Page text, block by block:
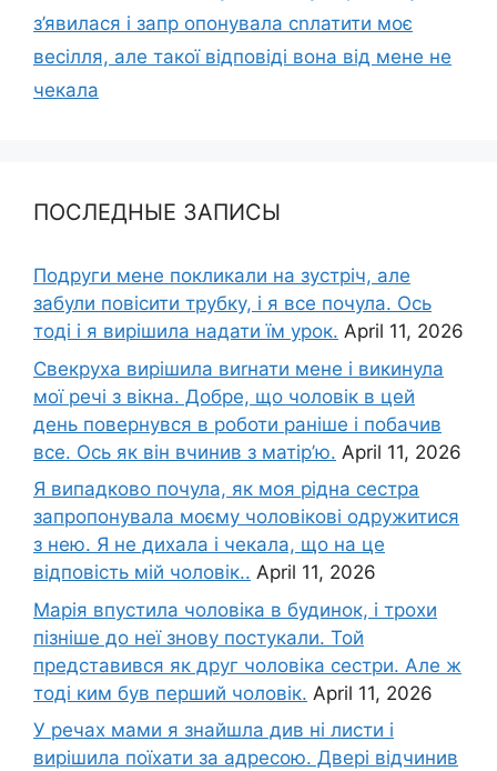
з’явилася і запр опонувала сnлатити моє
весілля, але такої відповіді вона від мене не
чекала
ПОСЛЕДНЫЕ ЗАПИСЫ
Подруги мене покликали на зустріч, але
забули повісити трубку, і я все почула. Ось
тоді і я вирішила надати їм урок. April 11, 2026
Свекруха вирішила виrнати мене і викинула
мої речі з вікна. Добре, що чоловік в цей
день повернувся в роботи раніше і побачив
все. Ось як він вчинив з матір’ю. April 11, 2026
Я випадково почула, як моя рідна сестра
запропонувала моєму чоловікові одружитися
з нею. Я не дихала і чекала, що на це
відповість мій чоловік.. April 11, 2026
Марія впустила чоловіка в будинок, і трохи
пізніше до неї знову постукали. Той
представився як друг чоловіка сестри. Але ж
тоді ким був перший чоловік. April 11, 2026
У речах мами я знайшла див ні листи і
вирішила поїхати за адресою. Двері відчинив